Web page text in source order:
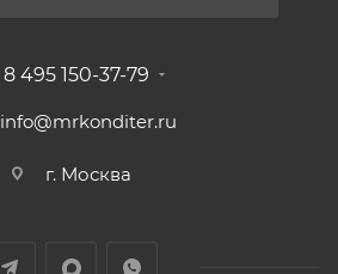
8 495 150-37-79
info@mrkonditer.ru
г. Москва